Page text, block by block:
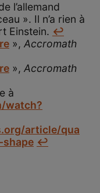
l’allemand
». Il n’a rien à
Einstein. ↩
», Accromath
», Accromath
à
watch?
article/qua
↩